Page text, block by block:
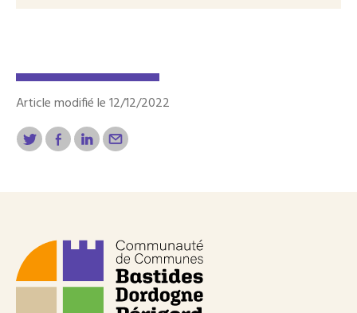
Article modifié le 12/12/2022